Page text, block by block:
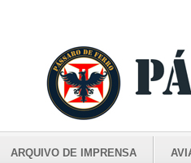
ARQUIVO DE IMPRENSA